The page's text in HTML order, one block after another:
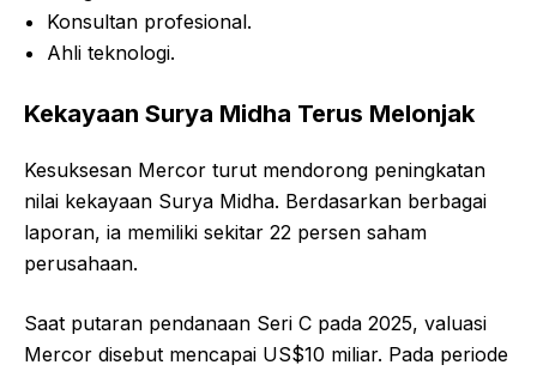
Konsultan profesional.
Ahli teknologi.
Kekayaan Surya Midha Terus Melonjak
Kesuksesan Mercor turut mendorong peningkatan
nilai kekayaan Surya Midha. Berdasarkan berbagai
laporan, ia memiliki sekitar 22 persen saham
perusahaan.
Saat putaran pendanaan Seri C pada 2025, valuasi
Mercor disebut mencapai US$10 miliar. Pada periode